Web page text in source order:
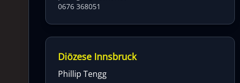
0676 368051
Diözese Innsbruck
Phillip Tengg